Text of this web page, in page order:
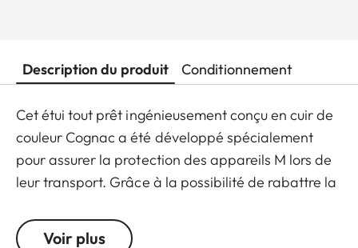
Description du produit Conditionnement
Cet étui tout prêt ingénieusement conçu en cuir de
couleur Cognac a été développé spécialement
pour assurer la protection des appareils M lors de
leur transport. Grâce à la possibilité de rabattre la
photographier en un instant. Et comme cette
Voir plus